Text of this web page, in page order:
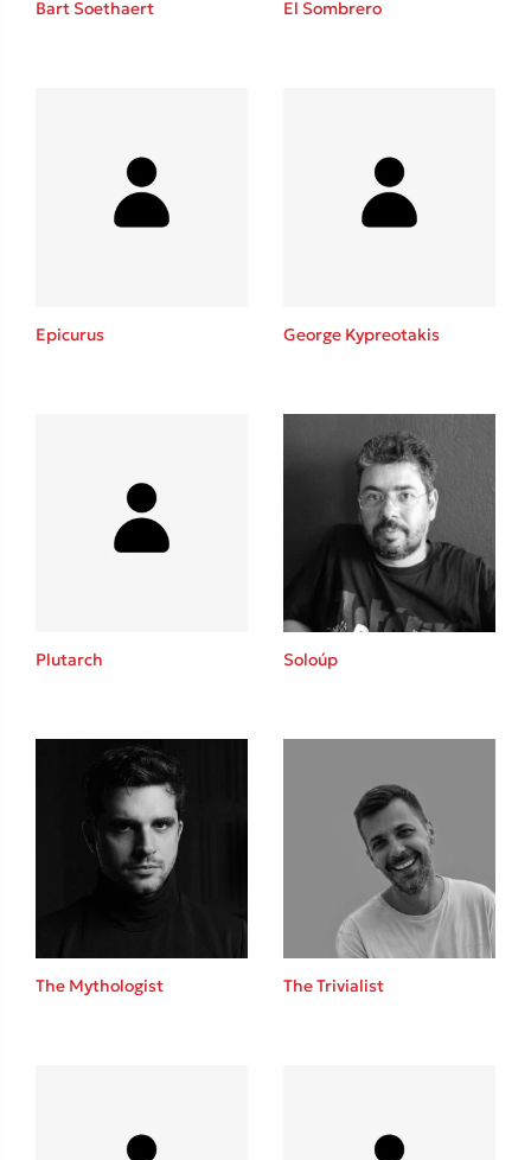
Playlist
Το λεξικό της ζωής σου
Ιωάννης Γλωσσόπουλος
Ένας γίγαντας στο σχολείο
Δανάη Δεληγεώργη
Bart Soethaert El Sombrero
Epicurus George Kypreotakis
Plutarch Soloúp
The Mythologist The Trivialist